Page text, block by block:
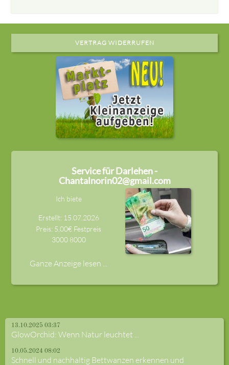
VERTRAG WIDERRUFEN
Service für Darlehen -
Chantalnorin02@gmail.com
Ich biete
Erstellt: 15.07.2026
Preis: 5,00€ Festpreis
3000 8000
Ganze Anzeige lesen ...
13.10.2025 03:37
GlowOrchid: Wenn Natur leuchtet ...
10.05.2024 08:02
Schnell und nachhaltig Bettwanzen erkennen und